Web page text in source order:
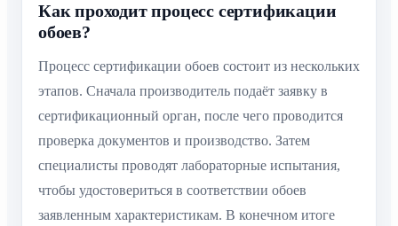
Как проходит процесс сертификации
обоев?
Процесс сертификации обоев состоит из нескольких
этапов. Сначала производитель подаёт заявку в
сертификационный орган, после чего проводится
проверка документов и производство. Затем
специалисты проводят лабораторные испытания,
чтобы удостовериться в соответствии обоев
заявленным характеристикам. В конечном итоге